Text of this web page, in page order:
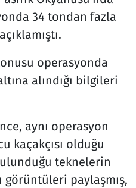
34 tondan fazla
operasyonda
alındığı bilgileri
aynı operasyon
kaçakçısı olduğu
teknelerin
görüntüleri paylaşmış,